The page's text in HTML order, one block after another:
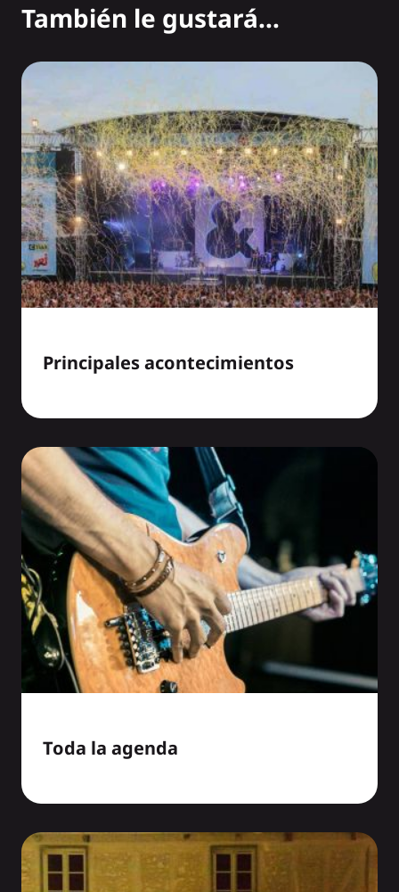
También le gustará...
Principales acontecimientos
Toda la agenda